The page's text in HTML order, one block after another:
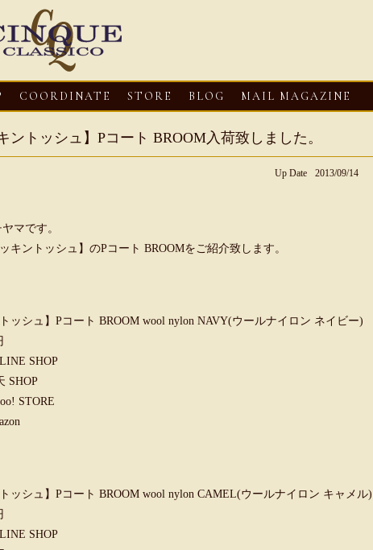
COORDINATE STORE BLOG MAIL MAGAZINE
ントッシュ】Pコート BROOM入荷致しました。
Up Date 2013/09/14
マです。
キントッシュ】のPコート BROOMをご紹介致します。
ッシュ】Pコート BROOM wool nylon NAVY(ウールナイロン ネイビー)
SHOP
SHOP
STORE
ッシュ】Pコート BROOM wool nylon CAMEL(ウールナイロン キャメル)
SHOP
【へリュー】フィッシ
ンサンダル
Mario Doni【マリオ ドーニ】ク Mario Doni【マ